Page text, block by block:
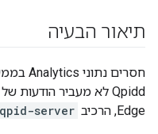
תיאור הבעיה
Edge, הרכיב
server